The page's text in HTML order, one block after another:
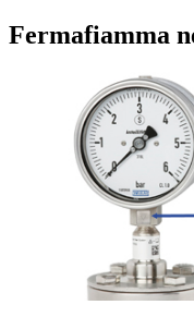
Fermafiamma